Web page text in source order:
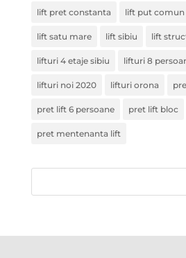
lift pret constanta lift put comun
lift satu mare lift sibiu lift
lifturi 4 etaje sibiu lifturi 8
lifturi noi 2020 lifturi orona
pret lift 6 persoane pret lift bloc
pret mentenanta lift